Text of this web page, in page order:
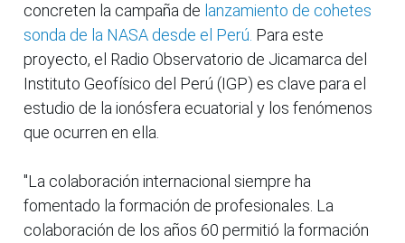
concreten la campaña de lanzamiento de cohetes
sonda de la NASA desde el Perú. Para este
proyecto, el Radio Observatorio de Jicamarca del
Instituto Geofísico del Perú (IGP) es clave para el
estudio de la ionósfera ecuatorial y los fenómenos
que ocurren en ella.
"La colaboración internacional siempre ha
fomentado la formación de profesionales. La
colaboración de los años 60 permitió la formación